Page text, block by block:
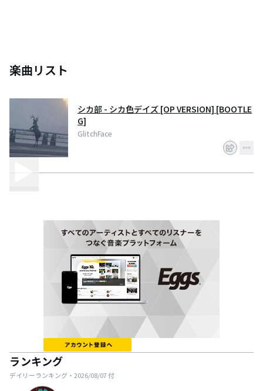
楽曲リスト
シカ部 - シカ色デイズ [OP VERSION] [BOOTLE
G]
GlitchFace
ランキング
デイリーランキング・ 2026/08/07付